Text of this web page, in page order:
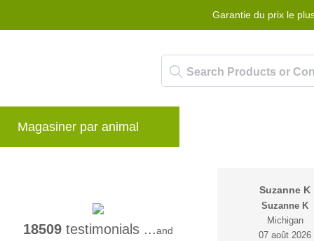
Garantie du prix le
Magasiner par animal
18509 testimonials ...and
Suzanne K
Suzanne K
Michigan
07 août 2026